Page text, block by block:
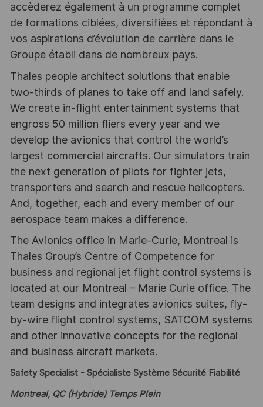
accèderez également à un programme complet
de formations ciblées, diversifiées et répondant à
vos aspirations d’évolution de carrière dans le
Groupe établi dans de nombreux pays.
Thales people architect solutions that enable
two-thirds of planes to take off and land safely.
We create in-flight entertainment systems that
engross 50 million fliers every year and we
develop the avionics that control the world’s
largest commercial aircrafts. Our simulators train
the next generation of pilots for fighter jets,
transporters and search and rescue helicopters.
And, together, each and every member of our
aerospace team makes a difference.
The Avionics office in Marie-Curie, Montreal is
Thales Group’s Centre of Competence for
business and regional jet flight control systems is
located at our Montreal – Marie Curie office. The
team designs and integrates avionics suites, fly-
by-wire flight control systems, SATCOM systems
and other innovative concepts for the regional
and business aircraft markets.
Safety Specialist - Spécialiste Système Sécurité Fiabilité
Montreal, QC (Hybride) Temps Plein